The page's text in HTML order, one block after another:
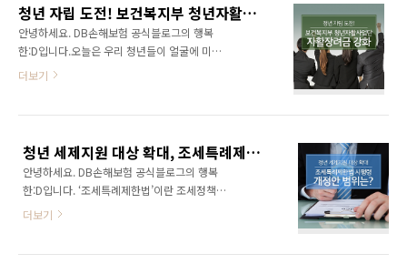
청년사업가들의 부담을 덜어준다고 합니다. 국
토교통부에서는 판교를 비롯해 용인,..
었다고 합니다. 지원 대상 확대와 다양하게 늘어
나고 커진 혜택까지! 행복한:D와 함께 알아보아
요~ 지원 대상 확대 기존 청년 전월세 보증금 지
원 정책에 따르면 중소기업에 처음 정규직으로
니다. 또한, 입사 후 다른 중소기업으로 중도 이
부터 해당 기준이 완화되어 취업 일자에 관한 항
목이 폐지되고, 중소기..
청년 자립 도전! 보건복지부 청년자활사업단 자활장려금 강화
안녕하세요. DB손해보험 공식블로그의 행복
한:D입니다.오늘은 우리 청년들이 얼굴에 미소
가 번질 소식을 들고 왔습니다. 바로 보건복지부
아보아요! 자활기업이란? 자활기업이란 자활근
로사업단 과정을 거쳐 기초생활수급자 및 차상
위계층 국민이 만든 기업을 뜻합니다. 지역사회
에서 신뢰할 수 있는 서비스와 제품을 제공하여
긍정적인 영향을 주는 기업이기도 하죠. 주로 폐
더보기
청년 세제지원 대상 확대, 조세특례제한법 시행령 개정안 범위는?
안녕하세요. DB손해보험 공식블로그의 행복
한:D입니다. ‘조세특례제한법’이란 조세정책을
효율적으로 집행하기 위해 마련된 법률입니다.
더보기